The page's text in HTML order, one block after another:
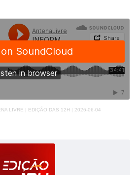
LIVRE | EDIÇÃO DAS 12H | 2026-06-04